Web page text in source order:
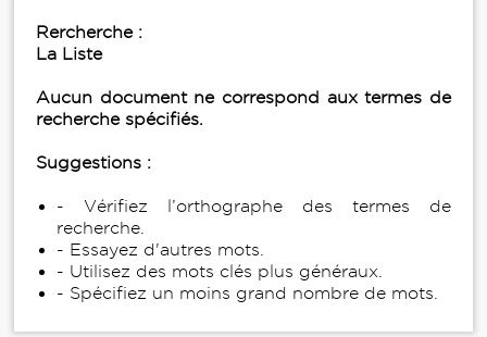
Rercherche :
La Liste
Aucun document ne correspond aux termes de
recherche spécifiés.
Suggestions :
- Vérifiez l’orthographe des termes de
recherche.
- Essayez d'autres mots.
- Utilisez des mots clés plus généraux.
- Spécifiez un moins grand nombre de mots.